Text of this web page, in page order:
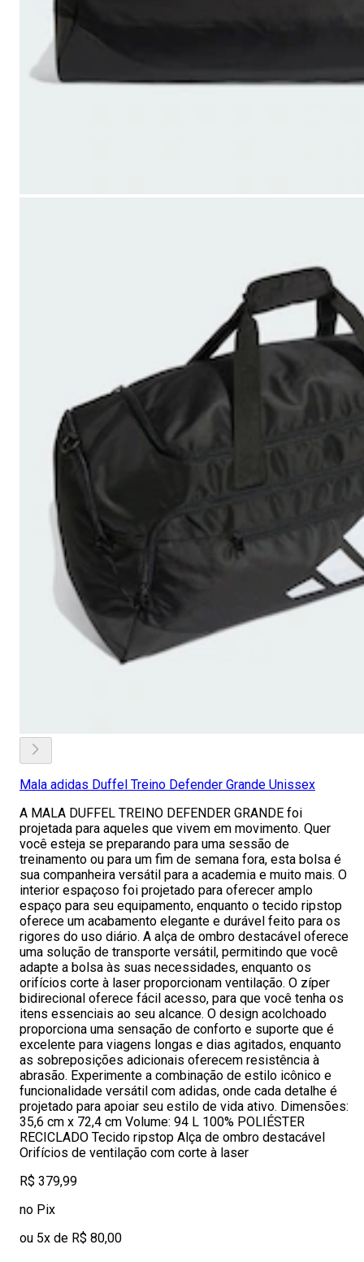
Mala adidas Duffel Treino Defender Grande Unissex
A MALA DUFFEL TREINO DEFENDER GRANDE foi
projetada para aqueles que vivem em movimento. Quer
você esteja se preparando para uma sessão de
treinamento ou para um fim de semana fora, esta bolsa é
sua companheira versátil para a academia e muito mais. O
interior espaçoso foi projetado para oferecer amplo
espaço para seu equipamento, enquanto o tecido ripstop
oferece um acabamento elegante e durável feito para os
rigores do uso diário. A alça de ombro destacável oferece
uma solução de transporte versátil, permitindo que você
adapte a bolsa às suas necessidades, enquanto os
orifícios corte à laser proporcionam ventilação. O zíper
bidirecional oferece fácil acesso, para que você tenha os
itens essenciais ao seu alcance. O design acolchoado
proporciona uma sensação de conforto e suporte que é
excelente para viagens longas e dias agitados, enquanto
as sobreposições adicionais oferecem resistência à
abrasão. Experimente a combinação de estilo icônico e
funcionalidade versátil com adidas, onde cada detalhe é
projetado para apoiar seu estilo de vida ativo. Dimensões:
35,6 cm x 72,4 cm Volume: 94 L 100% POLIÉSTER
RECICLADO Tecido ripstop Alça de ombro destacável
Orifícios de ventilação com corte à laser
R$ 379,99
no Pix
ou 5x de R$ 80,00